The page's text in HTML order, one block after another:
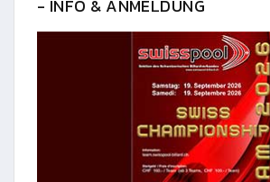
- INFO & ANMELDUNG